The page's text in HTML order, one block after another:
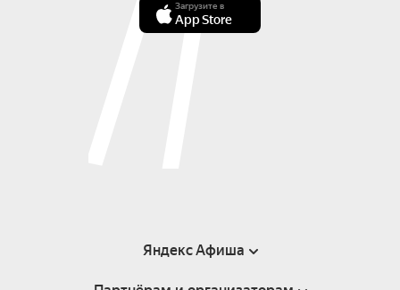
Загрузите в
App Store
Яндекс Афиша